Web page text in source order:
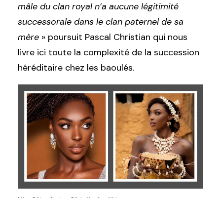
mâle du clan royal n’a aucune légitimité
successorale dans le clan paternel de sa
mère » poursuit Pascal Christian qui nous
livre ici toute la complexité de la succession
héréditaire chez les baoulés.